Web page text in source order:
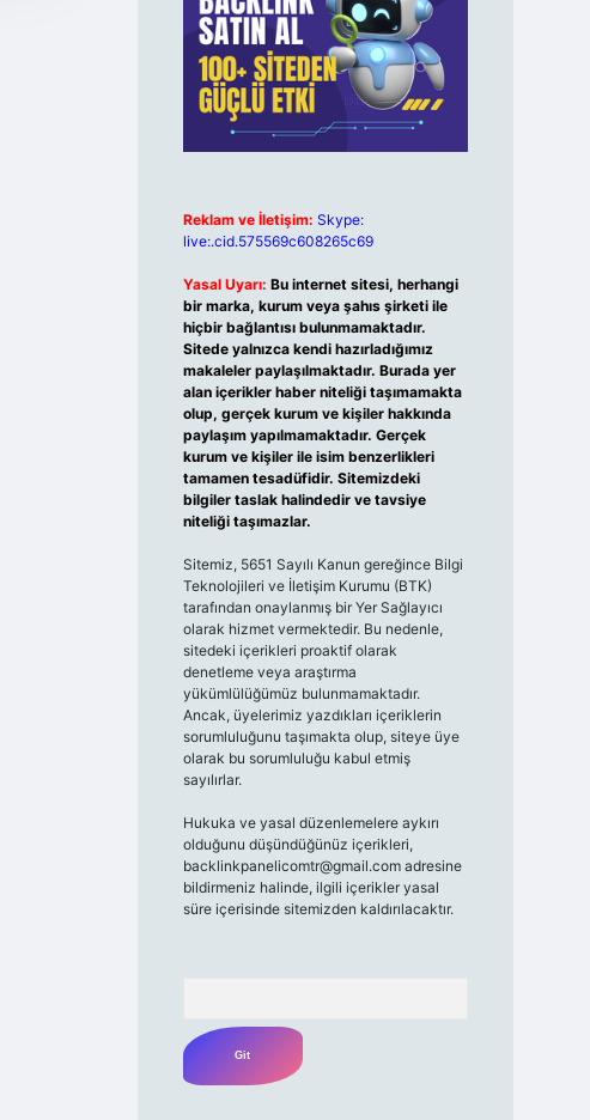
Reklam ve İletişim: Skype:
live:.cid.575569c608265c69
Yasal Uyarı: Bu internet sitesi, herhangi
bir marka, kurum veya şahıs şirketi ile
hiçbir bağlantısı bulunmamaktadır.
Sitede yalnızca kendi hazırladığımız
makaleler paylaşılmaktadır. Burada yer
alan içerikler haber niteliği taşımamakta
olup, gerçek kurum ve kişiler hakkında
paylaşım yapılmamaktadır. Gerçek
kurum ve kişiler ile isim benzerlikleri
tamamen tesadüfidir. Sitemizdeki
bilgiler taslak halindedir ve tavsiye
niteliği taşımazlar.
Sitemiz, 5651 Sayılı Kanun gereğince Bilgi
Teknolojileri ve İletişim Kurumu (BTK)
tarafından onaylanmış bir Yer Sağlayıcı
olarak hizmet vermektedir. Bu nedenle,
sitedeki içerikleri proaktif olarak
denetleme veya araştırma
yükümlülüğümüz bulunmamaktadır.
Ancak, üyelerimiz yazdıkları içeriklerin
sorumluluğunu taşımakta olup, siteye üye
olarak bu sorumluluğu kabul etmiş
sayılırlar.
Hukuka ve yasal düzenlemelere aykırı
olduğunu düşündüğünüz içerikleri,
backlinkpanelicomtr@gmail.comadresine
bildirmeniz halinde, ilgili içerikler yasal
süre içerisinde sitemizden kaldırılacaktır.